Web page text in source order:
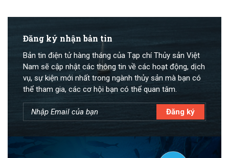
Đăng ký nhận bản tin
Bản tin điện tử hàng tháng của Tạp chí Thủy sản Việt
Nam sẽ cập nhật các thông tin về các hoạt động, dịch
vụ, sự kiện mới nhất trong ngành thủy sản mà bạn có
thể tham gia, các cơ hội bạn có thể quan tâm.